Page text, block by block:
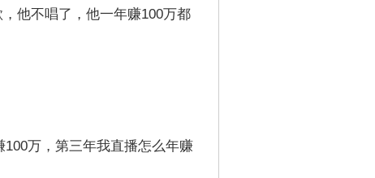
他不唱了，他一年赚100万都
万，第三年我直播怎么年赚